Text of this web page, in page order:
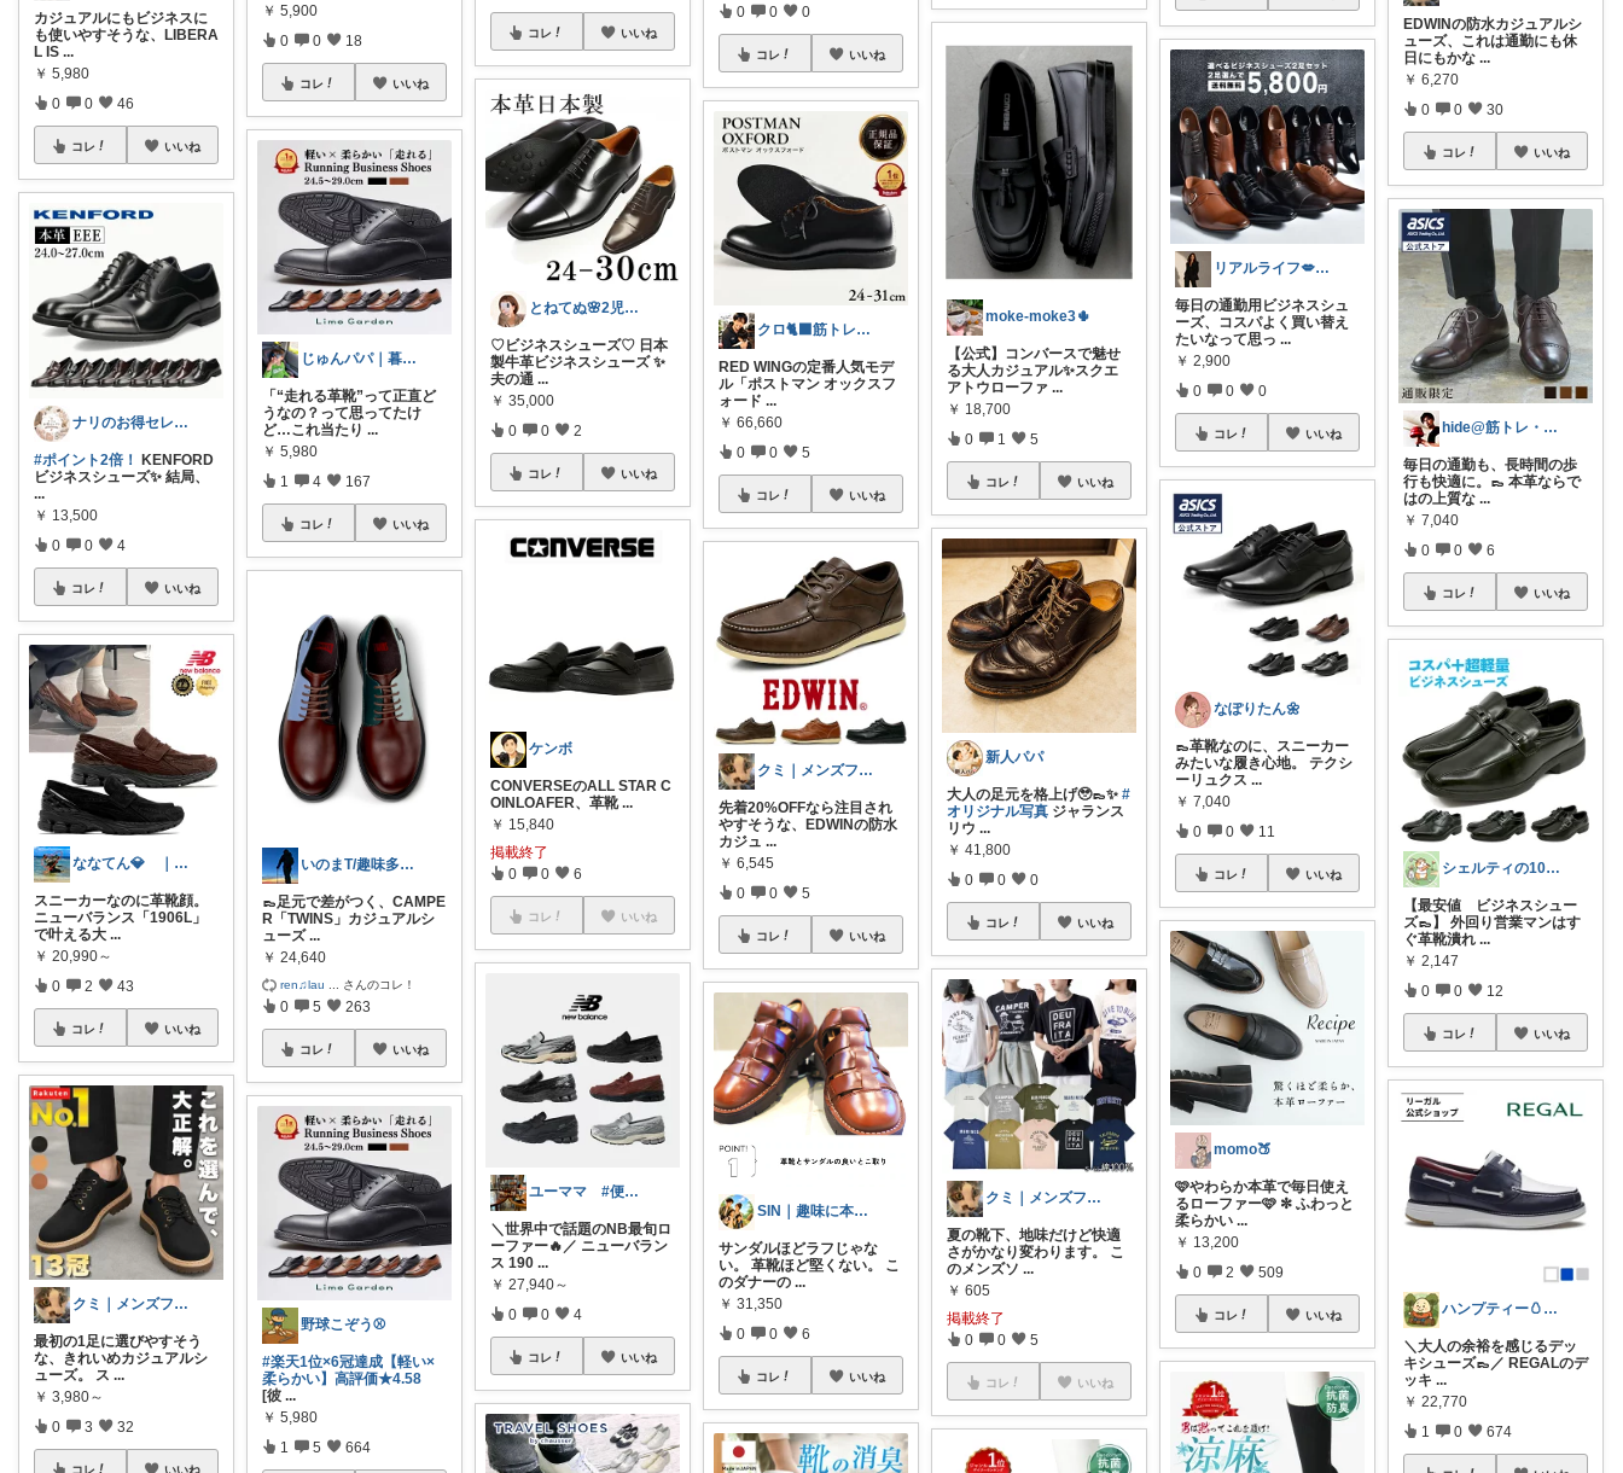
カジュアルにもビジネスに
も使いやすそうな、LIBERA
L IS ...
￥ 5,980
0 0 46
コレ いいね
ナリのお得セレクト
#ポイント2倍！ KENFORD
ビジネスシューズ✨ 結局、
...
￥ 13,500
0 0 4
コレ いいね
ななてん💎 ｜オシャレグッズ
スニーカーなのに革靴顔。
ニューバランス「1906L」
で叶える大 ...
￥ 20,990～
0 2 43
コレ いいね
クミ｜メンズファッションROOM
最初の1足に選びやすそう
な、きれいめカジュアルシ
ューズ。 ス ...
￥ 3,980～
0 3 32
コレ いいね
￥ 5,900
0 0 18
コレ いいね
じゅんパパ｜暮らしと子育てROOM
「“走れる革靴”って正直ど
うなの？って思ってたけ
ど…これ当たり ...
￥ 5,980
1 4 167
コレ いいね
いのまT/趣味多めな大学院生
👞足元で差がつく、CAMPE
R「TWINS」カジュアルシ
ューズ ...
￥ 24,640
ren♫lau さんのコレ！
0 5 263
コレ いいね
野球こぞう⚾️
#楽天1位×6冠達成【軽い×
柔らかい】高評価★4.58
[彼 ...
￥ 5,980
1 5 664
コレ いいね
とねてぬ🌸2児ママ✿毎日をラク&快適に
♡ビジネスシューズ♡ 日本
製牛革ビジネスシューズ ✨
夫の通 ...
￥ 35,000
0 0 2
コレ いいね
ケンボ
CONVERSEのALL STAR C
OINLOAFER、革靴 ...
￥ 15,840
掲載終了
0 0 6
コレ いいね
ユーママ #便利グッズ #子供服
＼世界中で話題のNB最旬ロ
ーファー🔥／ ニューバラン
ス 190 ...
￥ 27,940～
0 0 4
コレ いいね
0 0 0
コレ いいね
クロ🐈‍⬛筋トレ三昧したい二児の父
RED WINGの定番人気モデ
ル「ポストマン オックスフ
ォード ...
￥ 66,660
0 0 5
コレ いいね
クミ｜メンズファッションROOM
先着20%OFFなら注目され
やすそうな、EDWINの防水
カジュ ...
￥ 6,545
0 0 5
コレ いいね
SIN｜趣味に本気なパパの愛用品
サンダルほどラフじゃな
い。 革靴ほど堅くない。 こ
のダナーの ...
￥ 31,350
0 0 6
コレ いいね
moke-moke3🌵
【公式】コンバースで魅せ
る大人カジュアル✨スクエ
アトウローファ ...
￥ 18,700
0 1 5
コレ いいね
新人パパ
大人の足元を格上げ🥹👞✨#
オリジナル写真 ジャランス
リウ ...
￥ 41,800
0 0 0
コレ いいね
クミ｜メンズファッションROOM
夏の靴下、地味だけど快適
さがかなり変わります。 こ
のメンズソ ...
￥ 605
掲載終了
0 0 5
コレ いいね
リアルライフ💋✨✨✨
毎日の通勤用ビジネスシュ
ーズ、コスパよく買い替え
たいなって思っ ...
￥ 2,900
0 0 0
コレ いいね
なぽりたん🌼
👞革靴なのに、スニーカー
みたいな履き心地。 テクシ
ーリュクス ...
￥ 7,040
0 0 11
コレ いいね
momo🍑
🩷やわらか本革で毎日使え
るローファー🩷 ✼ ふわっと
柔らかい ...
￥ 13,200
0 2 509
コレ いいね
EDWINの防水カジュアルシ
ューズ、これは通勤にも休
日にもかな ...
￥ 6,270
0 0 30
コレ いいね
hide@筋トレ・健康・ダイエット
毎日の通勤も、長時間の歩
行も快適に。👞 本革ならで
はの上質な ...
￥ 7,040
0 0 6
コレ いいね
シェルティの100切りゴルフ倶楽部
【最安値 ビジネスシュー
ズ👞】 外回り営業マンはす
ぐ革靴潰れ ...
￥ 2,147
0 0 12
コレ いいね
ハンプティー🥚｜タイパ便利グッズ
＼大人の余裕を感じるデッ
キシューズ👞／ REGALのデ
ッキ ...
￥ 22,770
1 0 674